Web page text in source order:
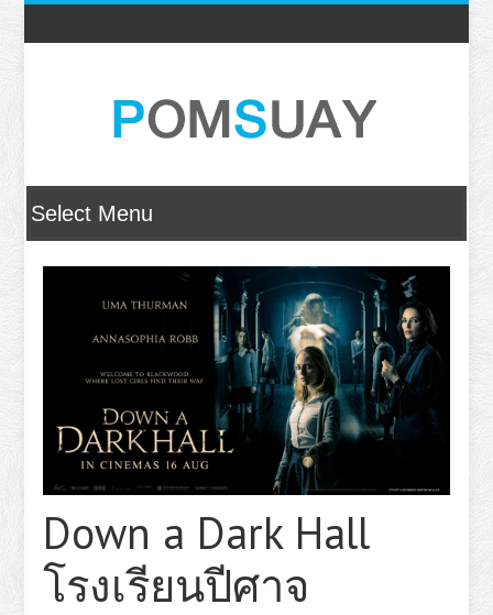
Down a Dark Hall
โรงเรียนปีศาจ